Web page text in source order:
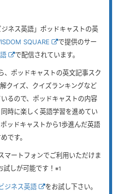
ジネス英語」ポッドキャストの英
SQUARE
で提供のサー
で配信されています。
、ポッドキャストの英文記事スク
クイズ、クイズランキングなど
るので、ポッドキャストの内容
時に楽しく英語学習を進めてい
ッドキャストから1歩進んだ英語
です。
マートフォンでご利用いただけま
試しが可能です！ ※1
ジネス英語 をお試し下さい。